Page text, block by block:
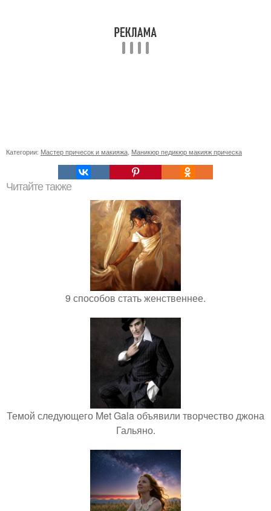
Категории: Мастер причесок и макияжа Маникюр педикюр макияж прическа
Читайте также
9 способов стать женственнее.
Темой следующего Met Gala объявили творчество джона
Гальяно.